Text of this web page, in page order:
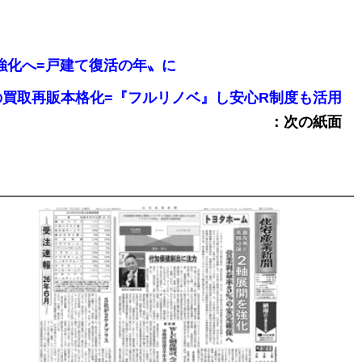
化へ=戸建て復活の年〟に
取再販本格化=『フルリノベ』し安心R制度も活用
：次の紙面